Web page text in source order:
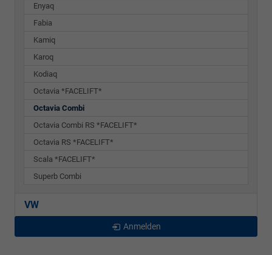
Enyaq
Fabia
Kamiq
Karoq
Kodiaq
Octavia *FACELIFT*
Octavia Combi
Octavia Combi RS *FACELIFT*
Octavia RS *FACELIFT*
Scala *FACELIFT*
Superb Combi
VW
Anmelden